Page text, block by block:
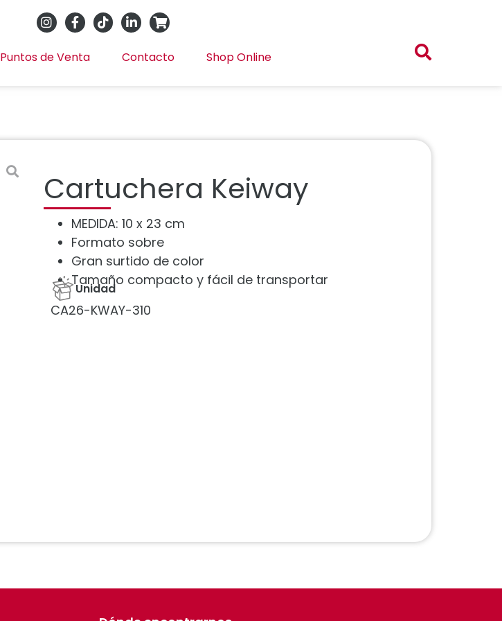
Puntos de Venta Contacto Shop Online
Cartuchera Keiway
MEDIDA: 10 x 23 cm
Formato sobre
Gran surtido de color
Tamaño compacto y fácil de transportar
Unidad
CA26-KWAY-310